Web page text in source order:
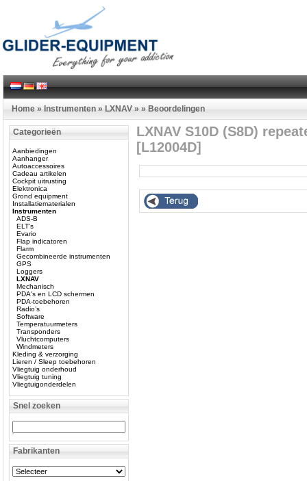
Home » Instrumenten » LXNAV » » Beoordelingen
Categorieën
Aanbiedingen
Aanhanger
Autoaccessoires
Cadeau artikelen
Cockpit uitrusting
Elektronica
Grond equipment
Installatiematerialen
Instrumenten
ADS-B
ELT's
Evario
Flap indicatoren
Flarm
Gecombineerde instrumenten
GPS
Loggers
LXNAV
Mechanisch
PDA's en LCD schermen
PDA-toebehoren
Radio’s
Software
Temperatuurmeters
Transponders
Vluchtcomputers
Windmeters
Kleding & verzorging
Lieren / Sleep toebehoren
Vliegtuig onderhoud
Vliegtuig tuning
Vliegtuigonderdelen
Snel zoeken
Fabrikanten
LXNAV S10D (S8D)
[L12004D]